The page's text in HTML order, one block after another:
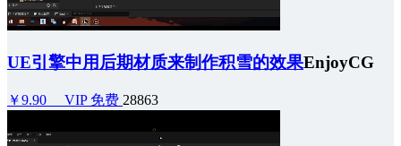
UE引擎中用后期材质来制作积雪的效果EnjoyCG
￥9.90 VIP 免费 28863